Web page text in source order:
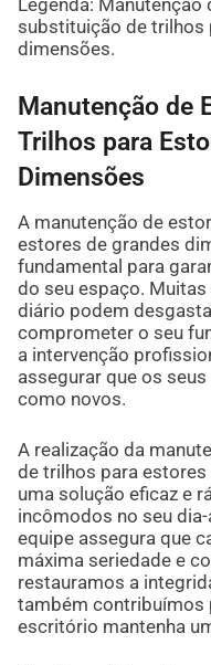
Legenda:
substituição de trilhos
dimensões.
Manutenção de
Trilhos para
Dimensões
A manutenção de
estores de grandes
fundamental para
do seu espaço.
diário podem
comprometer o seu
a intervenção
assegurar que os
como novos.
A realização da
de trilhos para
uma solução eficaz e
incômodos no seu
equipe assegura que
máxima seriedade e
restauramos a
também contribuímos
escritório mantenha